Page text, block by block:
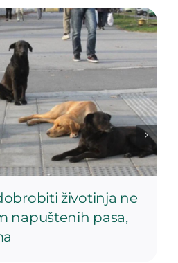
životinja ne
napuštenih pasa,